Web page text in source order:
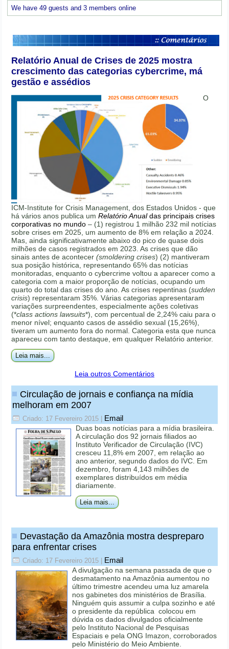
We have 49 guests and 3 members online
Relatório Anual de Crises de 2025 mostra
crescimento das categorias cybercrime, má
gestão e assédios
O
ICM-Institute for Crisis Management, dos Estados Unidos - que
há vários anos publica umRelatório Anualdas principais crises
corporativas no mundo – (1) registrou 1 milhão 232 mil notícias
sobre crises em 2025, um aumento de 8% em relação a 2024.
Mas, ainda significativamente abaixo do pico de quase dois
milhões de casos registrados em 2023. As crises que dão
sinais antes de acontecer(smoldering crises) (2) mantiveram
sua posição histórica, representando 65% das notícias
monitoradas, enquanto o cybercrime voltou a aparecer como a
categoria com a maior proporção de notícias, ocupando um
quarto do total das crises do ano. As crises repentinas (sudden
crisis) representaram 35%. Várias categorias apresentaram
variações surpreendentes, especialmente ações coletivas
(*class actions lawsuits*), com percentual de 2,24% caiu para o
menor nível; enquanto casos de assédio sexual (15,26%),
tiveram um aumento fora do normal. Categoria esta que nunca
apareceu com tanto destaque, em qualquer Relatório anterior.
Leia mais...
Leia outros Comentários
Circulação de jornais e confiança na mídia
melhoram em 2007
Criado: 17 Fevereiro 2015 Email
Duas boas notícias para a mídia brasileira.
A circulação dos 92 jornais filiados ao
Instituto Verificador de Circulação (IVC)
cresceu 11,8% em 2007, em relação ao
ano anterior, segundo dados do IVC. Em
dezembro, foram 4,143 milhões de
exemplares distribuídos em média
diariamente.
Leia mais...
Devastação da Amazônia mostra despreparo
para enfrentar crises
Criado: 17 Fevereiro 2015 Email
A divulgação na semana passada de que o
desmatamento na Amazônia aumentou no
último trimestre acendeu uma luz amarela
nos gabinetes dos ministérios de Brasília.
Ninguém quis assumir a culpa sozinho e até
o presidente da república colocou em
dúvida os dados divulgados oficialmente
pelo Instituto Nacional de Pesquisas
Espaciais e pela ONG Imazon, corroborados
pelo Ministério do Meio Ambiente.